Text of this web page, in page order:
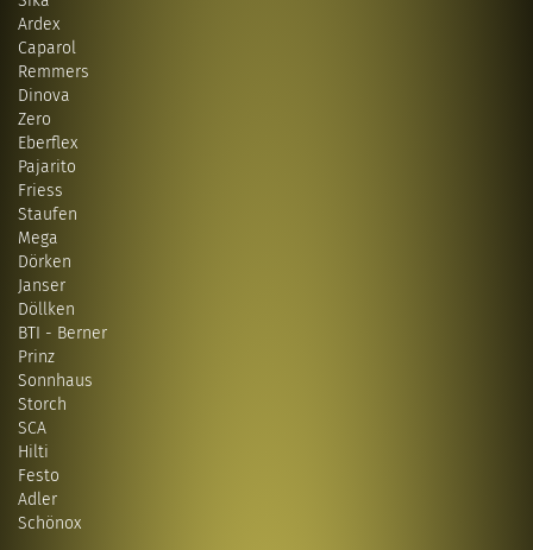
Ardex
Caparol
Remmers
Dinova
Zero
Eberflex
Pajarito
Friess
Staufen
Mega
Dörken
Janser
Döllken
BTI - Berner
Prinz
Sonnhaus
Storch
SCA
Hilti
Festo
Adler
Schönox